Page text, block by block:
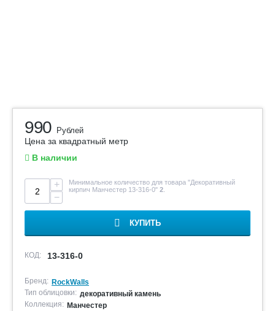
990 Рублей
Цена за квадратный метр
В наличии
+
−
Минимальное количество для товара "Декоративный
кирпич Манчестер 13-316-0" 2
КУПИТЬ
КОД: 13-316-0
Бренд: RockWalls
Тип облицовки: декоративный камень
Коллекция: Манчестер